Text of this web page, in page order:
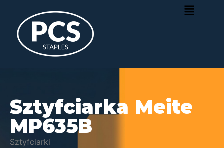
Sztyfciarka Meite
MP635B
Sztyfciarki